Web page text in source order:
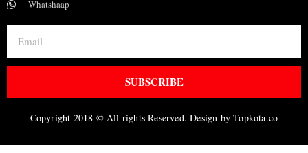
Whatshaap
SUBSCRIBE
Copyright 2018 © All rights Reserved. Design by Topkota.co